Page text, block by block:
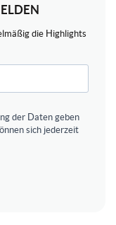
die Highlights
der Daten geben
sich jederzeit